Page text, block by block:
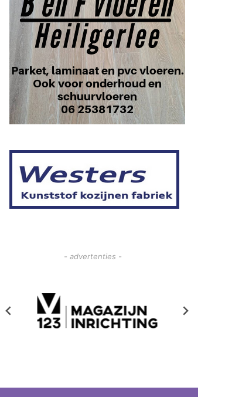
- advertenties -